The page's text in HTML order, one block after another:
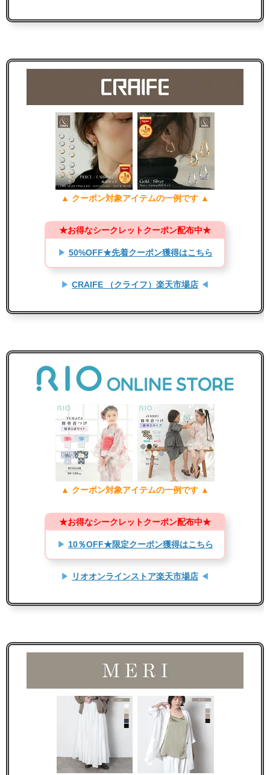
▲ クーポン対象アイテムの一例です ▲
★お得なシークレットクーポン配布中★
▶ 50%OFF★先着クーポン獲得はこちら
▶ CRAIFE （クライフ）楽天市場店 ◀
▲ クーポン対象アイテムの一例です ▲
★お得なシークレットクーポン配布中★
▶ 10％OFF★限定クーポン獲得はこちら
▶ リオオンラインストア楽天市場店 ◀